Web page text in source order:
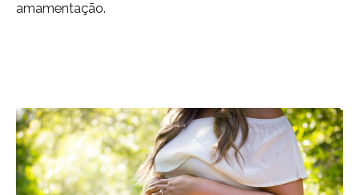
amamentação.